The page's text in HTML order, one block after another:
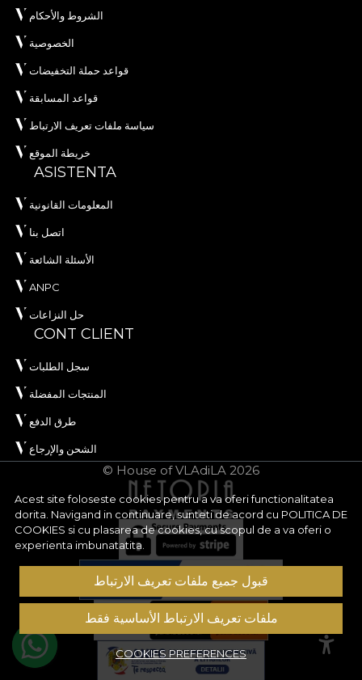
Acest site foloseste cookies pentru a va oferi functionalitatea
dorita. Navigand in continuare, sunteti de acord cu POLITICA DE
COOKIES si cu plasarea de cookies, cu scopul de a va oferi o
experienta imbunatatita.
قبول جميع ملفات تعريف الارتباط
ملفات تعريف الارتباط الأساسية فقط
COOKIES PREFERENCES
الشروط والأحكام
الخصوصية
قواعد حملة التخفيضات
قواعد المسابقة
سياسة ملفات تعريف الارتباط
خريطة الموقع
ASISTENTA
المعلومات القانونية
اتصل بنا
الأسئلة الشائعة
ANPC
حل النزاعات
CONT CLIENT
سجل الطلبات
المنتجات المفضلة
طرق الدفع
الشحن والإرجاع
© House of VLAdiLA 2026